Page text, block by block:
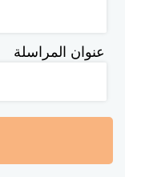
عنوان المراسلة